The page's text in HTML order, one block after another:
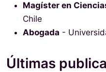
Magíster en
Chile
Abogada -
Últimas